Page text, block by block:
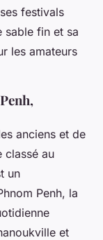
festivals
sable fin et sa
les amateurs
anciens et de
classé au
un
Penh, la
et